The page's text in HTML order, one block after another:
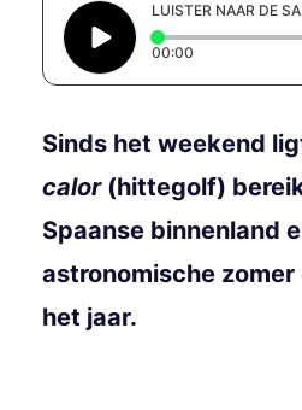
LUISTER NAAR DE
00:00
Sinds het weekend
calor(hittegolf)
Spaanse binnenland
astronomische
het jaar.